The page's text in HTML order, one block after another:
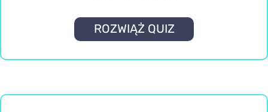
ROZWIĄŻ QUIZ